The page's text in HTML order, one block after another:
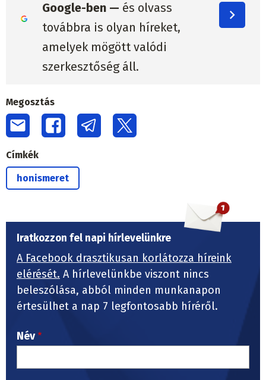
Google-ben — és olvass
továbbra is olyan híreket,
amelyek mögött valódi
szerkesztőség áll.
Megosztás
Címkék
honismeret
Iratkozzon fel napi hírlevelünkre
A Facebook drasztikusan korlátozza híreink
elérését. A hírlevelünkbe viszont nincs
beleszólása, abból minden munkanapon
értesülhet a nap 7 legfontosabb híréről.
Név